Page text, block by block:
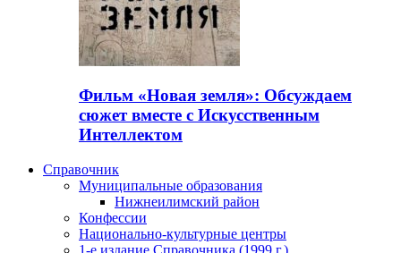
Фильм «Новая земля»: Обсуждаем
сюжет вместе с Искусственным
Интеллектом
Справочник
Муниципальные образования
Нижнеилимский район
Конфессии
Национально-культурные центры
1-е издание Справочника (1999 г.)